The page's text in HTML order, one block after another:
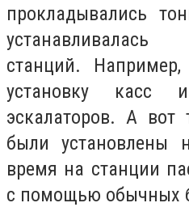
прокладывались
станций.
установку касс
эскалаторов. А вот
были установлены
время на станции
с помощью обычных